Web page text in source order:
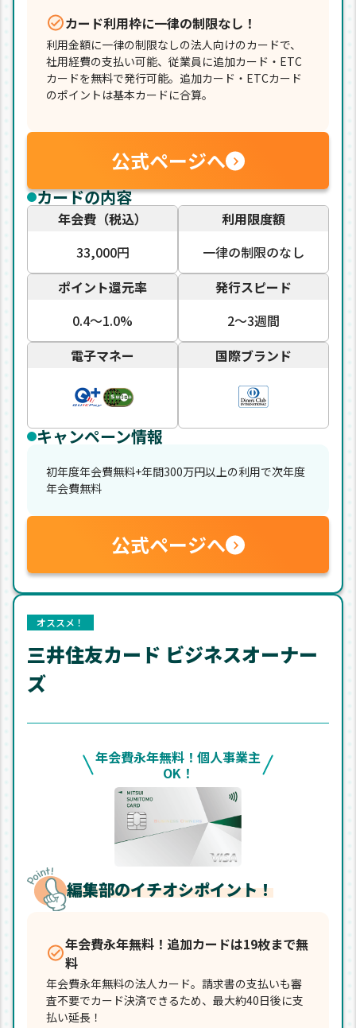
カード利用枠に一律の制限なし！
利用金額に一律の制限なしの法人向けのカードで、
社用経費の支払い可能、従業員に追加カード・ETC
カードを無料で発行可能。追加カード・ETCカード
のポイントは基本カードに合算。
公式ページへ
カードの内容
年会費（税込）
33,000円
利用限度額
一律の制限のなし
ポイント還元率
0.4〜1.0%
発行スピード
2〜3週間
電子マネー
国際ブランド
キャンペーン情報
初年度年会費無料+年間300万円以上の利用で次年度
年会費無料
公式ページへ
オススメ！
三井住友カード ビジネスオーナー
ズ
年会費永年無料！個人事業主
OK！
編集部のイチオシポイント！
年会費永年無料！追加カードは19枚まで無
料
年会費永年無料の法人カード。請求書の支払いも審
査不要でカード決済できるため、最大約40日後に支
払い延長！